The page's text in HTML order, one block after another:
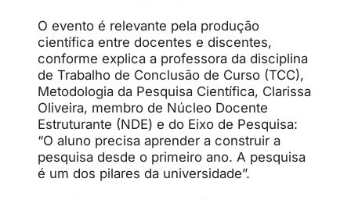
O evento é relevante pela produção
científica entre docentes e discentes,
conforme explica a professora da disciplina
de Trabalho de Conclusão de Curso (TCC),
Metodologia da Pesquisa Científica, Clarissa
Oliveira, membro de Núcleo Docente
Estruturante (NDE) e do Eixo de Pesquisa:
“O aluno precisa aprender a construir a
pesquisa desde o primeiro ano. A pesquisa
é um dos pilares da universidade”.